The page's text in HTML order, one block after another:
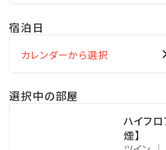
22：30）
・コインランドリー （有料）
※全室禁煙ルームでございます
宿泊日
選択中の部屋
ハイフロ
煙】